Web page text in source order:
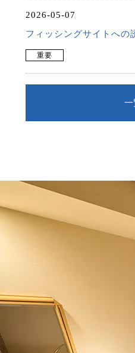
2026-05-07
フィッシングサイトへの
重要
一